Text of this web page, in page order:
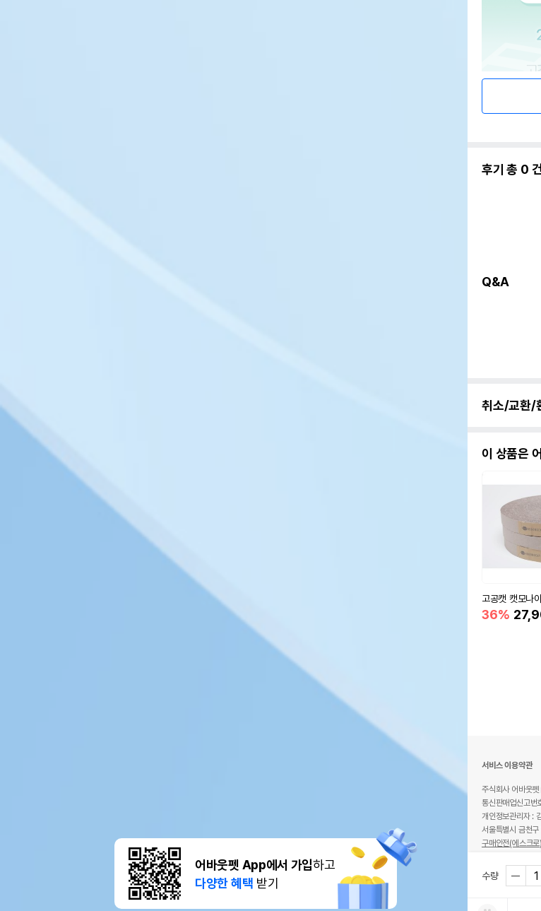
어바웃펫 App에서 가입하고
다양한 혜택 받기
후기 총 0 건
Q&A
취소/교환/
이 상품은
고공캣 캣모나
36%
수량
서비스 이용약관
주식회사 어바웃펫
통신판매업신고
개인정보관리자
서울특별시 금천
구매안전(에스크